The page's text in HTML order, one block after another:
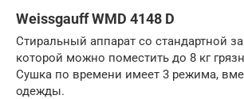
Weissgauff WMD 4148 D
Стиральный аппарат со стандартной
которой можно поместить до 8 кг
Сушка по времени имеет 3 режима,
одежды.